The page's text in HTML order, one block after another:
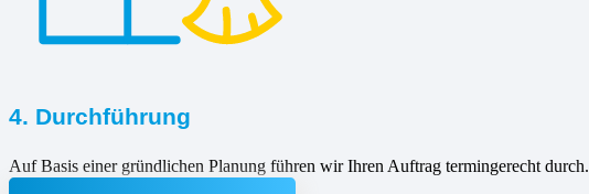
4. Durchführung
Auf Basis einer gründlichen Planung führen wir Ihren Auftrag termingerecht durch.